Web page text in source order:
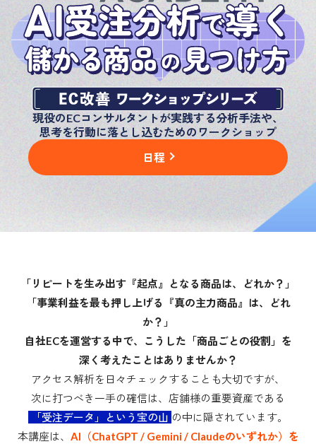
現役のECコンサルタントが実践する分析手法や、
思考を行動に落とし込むためのワークショップ
日程
「リピートを生み出す『起点』となる商品は、どれか？」
「事業利益を最も押し上げる『真の主力商品』は、どれ
か？」
自社ECを運営する中で、こうした「商品ごとの役割」を
深く考えたことはありませんか？
アクセス解析を日々チェックすることも大切ですが、
次に打つべき一手の確信は、店舗様の重要資産である
「受注データ」という宝の山 の中に隠されています。
本講座は、 AI（ChatGPT / Gemini / Claudeのいずれか）を